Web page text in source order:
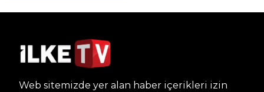
Web sitemizde yer alan haber içerikleri izin